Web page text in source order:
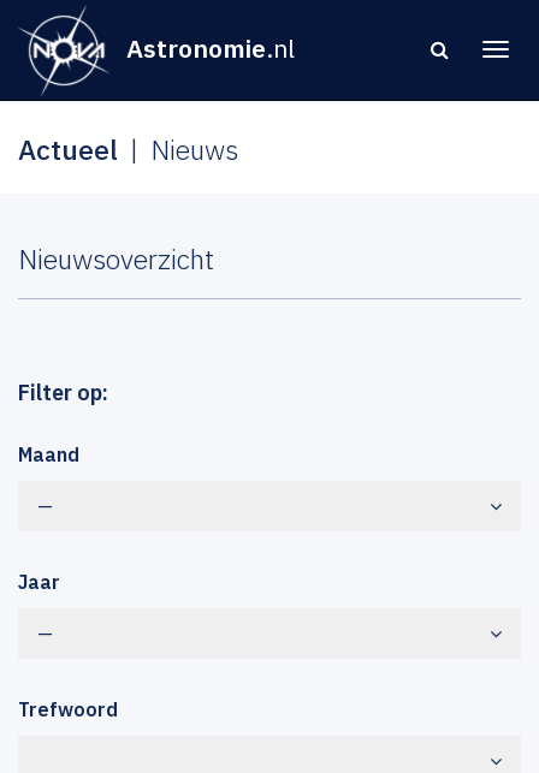
Astronomie.nl
Actueel Nieuws
Nieuwsoverzicht
Filter op:
Maand
—
Jaar
—
Trefwoord